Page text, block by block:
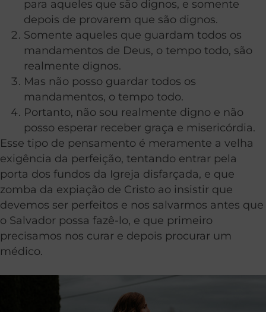
para aqueles que são dignos, e somente
depois de provarem que são dignos.
Somente aqueles que guardam todos os
mandamentos de Deus, o tempo todo, são
realmente dignos.
Mas não posso guardar todos os
mandamentos, o tempo todo.
Portanto, não sou realmente digno e não
posso esperar receber graça e misericórdia.
Esse tipo de pensamento é meramente a velha
exigência da perfeição, tentando entrar pela
porta dos fundos da Igreja disfarçada, e que
zomba da expiação de Cristo ao insistir que
devemos ser perfeitos e nos salvarmos antes que
o Salvador possa fazê-lo, e que primeiro
precisamos nos curar e depois procurar um
médico.